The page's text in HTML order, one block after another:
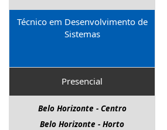
Técnico em Desenvolvimento de
Sistemas
Presencial
Belo Horizonte - Centro
Belo Horizonte - Horto